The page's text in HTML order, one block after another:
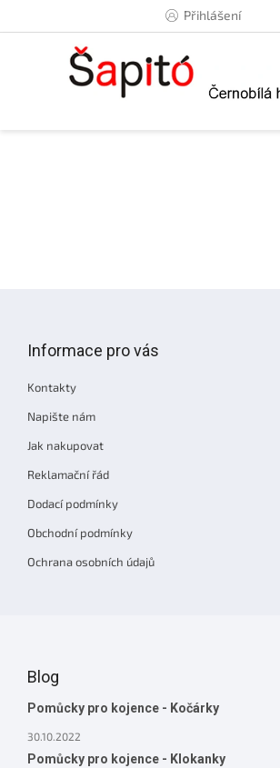
Přihlášení
Informace pro vás
Kontakty
Napište nám
Jak nakupovat
Reklamační řád
Dodací podmínky
Obchodní podmínky
Ochrana osobních údajů
Blog
Pomůcky pro kojence - Kočárky
30.10.2022
Pomůcky pro kojence - Klokanky